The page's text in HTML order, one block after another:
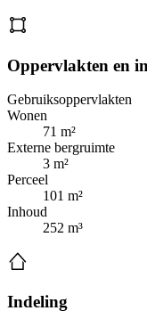
Oppervlakten en
Gebruiksoppervlakten
Wonen
71 m²
Externe bergruimte
3 m²
Perceel
101 m²
Inhoud
252 m³
Indeling